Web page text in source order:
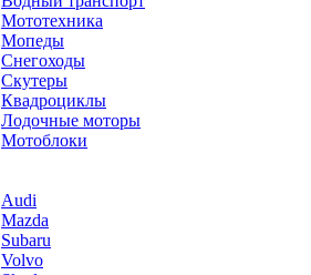
Мототехника
Мопеды
Снегоходы
Скутеры
Квадроциклы
Лодочные моторы
Мотоблоки
Audi
Mazda
Subaru
Volvo